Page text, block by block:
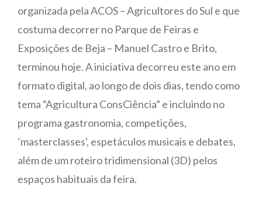
organizada pela ACOS – Agricultores do Sul e que
costuma decorrer no Parque de Feiras e
Exposições de Beja – Manuel Castro e Brito,
terminou hoje. A iniciativa decorreu este ano em
formato digital, ao longo de dois dias, tendo como
tema “Agricultura ConsCiência” e incluindo no
programa gastronomia, competições,
‘masterclasses', espetáculos musicais e debates,
além de um roteiro tridimensional (3D) pelos
espaços habituais da feira.